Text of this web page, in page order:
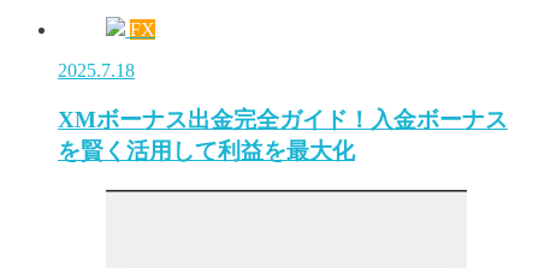
FX
2025.7.18
XMボーナス出金完全ガイド！入金ボーナス
を賢く活用して利益を最大化